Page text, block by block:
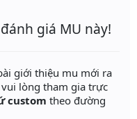
giá MU này!
giới thiệu mu mới ra
lòng tham gia trực
custom theo đường